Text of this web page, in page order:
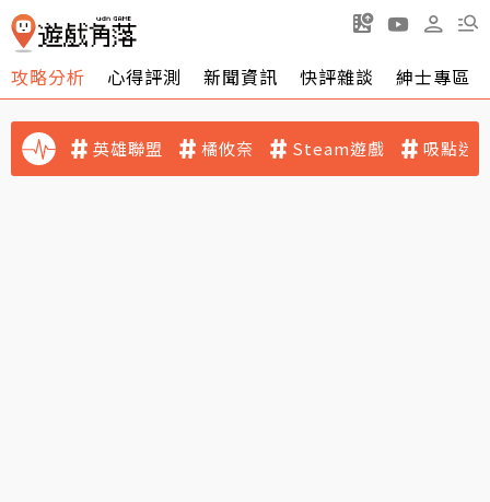
攻略分析 心得評測 新聞資訊 快評雜談 紳士專區
英雄聯盟 橘攸奈 Steam遊戲 吸點迷